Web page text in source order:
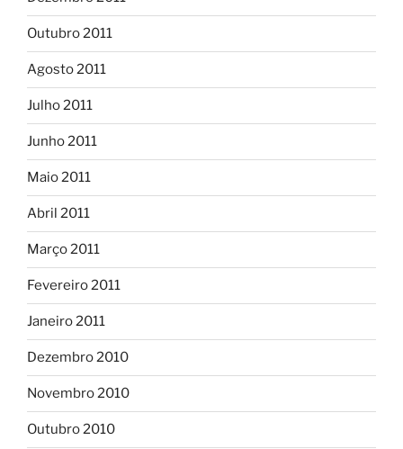
Outubro 2011
Agosto 2011
Julho 2011
Junho 2011
Maio 2011
Abril 2011
Março 2011
Fevereiro 2011
Janeiro 2011
Dezembro 2010
Novembro 2010
Outubro 2010